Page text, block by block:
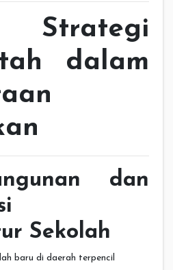
dalam
dan
Sekolah
baru di daerah terpencil